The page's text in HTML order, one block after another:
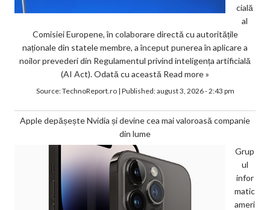
cială
al
Comisiei Europene, în colaborare directă cu autoritățile
naționale din statele membre, a început punerea în aplicare a
noilor prevederi din Regulamentul privind inteligența artificială
(AI Act). Odată cu această Read more »
Source:TechnoReport.ro| Published:august 3, 2026 - 2:43 pm
Apple depășește Nvidia și devine cea mai valoroasă companie
din lume
Grup
ul
infor
matic
ameri